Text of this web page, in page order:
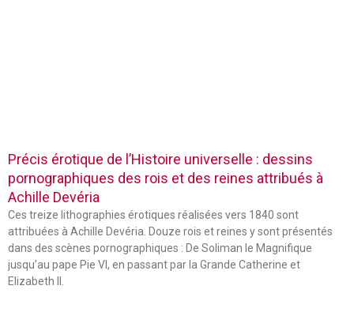
Précis érotique de l’Histoire universelle : dessins
pornographiques des rois et des reines attribués à
Achille Devéria
Ces treize lithographies érotiques réalisées vers 1840 sont
attribuées à Achille Devéria. Douze rois et reines y sont présentés
dans des scènes pornographiques : De Soliman le Magnifique
jusqu’au pape Pie VI, en passant par la Grande Catherine et
Elizabeth II.